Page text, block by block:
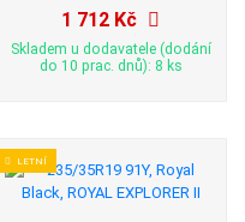
1 712 Kč
Skladem u dodavatele (dodání
do 10 prac. dnů): 8 ks
LETNÍ